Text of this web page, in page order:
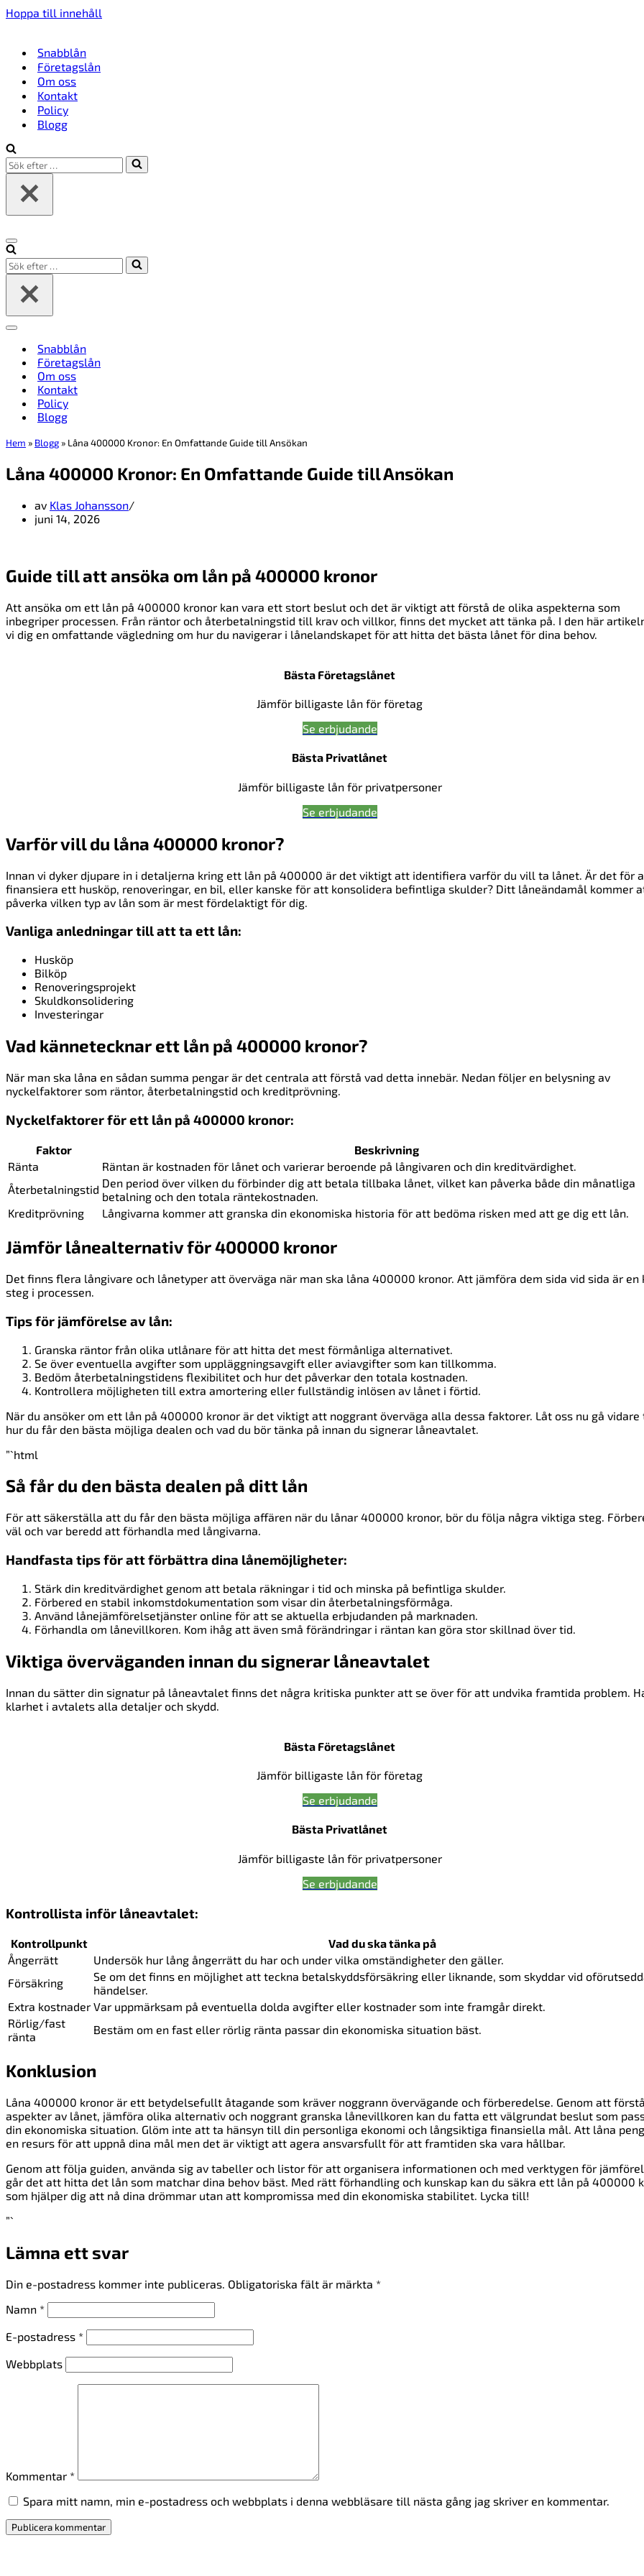
Hoppa till innehåll
Snabblån
Företagslån
Om oss
Kontakt
Policy
Blogg
Sök
efter
Navigeringsmeny
Sök
efter
Navigeringsmeny
Snabblån
Företagslån
Om oss
Kontakt
Policy
Blogg
Hem » Blogg » Låna 400000 Kronor: En Omfattande Guide till Ansökan
Låna 400000 Kronor: En Omfattande Guide till Ansökan
av Klas Johansson
juni 14, 2026
Guide till att ansöka om lån på 400000 kronor
Att ansöka om ett lån på 400000 kronor kan vara ett stort beslut och det är viktigt att förstå de olika aspekterna som
inbegriper processen. Från räntor och återbetalningstid till krav och villkor, finns det mycket att tänka på. I den här
vi dig en omfattande vägledning om hur du navigerar i lånelandskapet för att hitta det bästa lånet för dina behov.
Bästa Företagslånet
Jämför billigaste lån för företag
Se erbjudande
Bästa Privatlånet
Jämför billigaste lån för privatpersoner
Se erbjudande
Varför vill du låna 400000 kronor?
Innan vi dyker djupare in i detaljerna kring ett lån på 400000 är det viktigt att identifiera varför du vill ta lånet. Är det för
finansiera ett husköp, renoveringar, en bil, eller kanske för att konsolidera befintliga skulder? Ditt låneändamål kommer
påverka vilken typ av lån som är mest fördelaktigt för dig.
Vanliga anledningar till att ta ett lån:
Husköp
Bilköp
Renoveringsprojekt
Skuldkonsolidering
Investeringar
Vad kännetecknar ett lån på 400000 kronor?
När man ska låna en sådan summa pengar är det centrala att förstå vad detta innebär. Nedan följer en belysning av
nyckelfaktorer som räntor, återbetalningstid och kreditprövning.
Nyckelfaktorer för ett lån på 400000 kronor:
Faktor
Beskrivning
Ränta
Räntan är kostnaden för lånet och varierar beroende på långivaren och din kreditvärdighet.
Återbetalningstid Den period över vilken du förbinder dig att betala tillbaka lånet, vilket kan påverka både din månatliga
betalning och den totala räntekostnaden.
Kreditprövning
Långivarna kommer att granska din ekonomiska historia för att bedöma risken med att ge dig ett lån.
Jämför lånealternativ för 400000 kronor
Det finns flera långivare och lånetyper att överväga när man ska låna 400000 kronor. Att jämföra dem sida vid sida är en
steg i processen.
Tips för jämförelse av lån:
Granska räntor från olika utlånare för att hitta det mest förmånliga alternativet.
Se över eventuella avgifter som uppläggningsavgift eller aviavgifter som kan tillkomma.
Bedöm återbetalningstidens flexibilitet och hur det påverkar den totala kostnaden.
Kontrollera möjligheten till extra amortering eller fullständig inlösen av lånet i förtid.
När du ansöker om ett lån på 400000 kronor är det viktigt att noggrant överväga alla dessa faktorer. Låt oss nu gå vidare
hur du får den bästa möjliga dealen och vad du bör tänka på innan du signerar låneavtalet.
”`html
Så får du den bästa dealen på ditt lån
För att säkerställa att du får den bästa möjliga affären när du lånar 400000 kronor, bör du följa några viktiga steg.
väl och var beredd att förhandla med långivarna.
Handfasta tips för att förbättra dina lånemöjligheter:
Stärk din kreditvärdighet genom att betala räkningar i tid och minska på befintliga skulder.
Förbered en stabil inkomstdokumentation som visar din återbetalningsförmåga.
Använd lånejämförelsetjänster online för att se aktuella erbjudanden på marknaden.
Förhandla om lånevillkoren. Kom ihåg att även små förändringar i räntan kan göra stor skillnad över tid.
Viktiga överväganden innan du signerar låneavtalet
Innan du sätter din signatur på låneavtalet finns det några kritiska punkter att se över för att undvika framtida problem.
klarhet i avtalets alla detaljer och skydd.
Bästa Företagslånet
Jämför billigaste lån för företag
Se erbjudande
Bästa Privatlånet
Jämför billigaste lån för privatpersoner
Se erbjudande
Kontrollista inför låneavtalet:
Kontrollpunkt
Vad du ska tänka på
Ångerrätt
Undersök hur lång ångerrätt du har och under vilka omständigheter den gäller.
Försäkring
Se om det finns en möjlighet att teckna betalskyddsförsäkring eller liknande, som skyddar vid
händelser.
Extra kostnader Var uppmärksam på eventuella dolda avgifter eller kostnader som inte framgår direkt.
Rörlig/fast
ränta
Bestäm om en fast eller rörlig ränta passar din ekonomiska situation bäst.
Konklusion
Låna 400000 kronor är ett betydelsefullt åtagande som kräver noggrann övervägande och förberedelse. Genom att
aspekter av lånet, jämföra olika alternativ och noggrant granska lånevillkoren kan du fatta ett välgrundat beslut som
din ekonomiska situation. Glöm inte att ta hänsyn till din personliga ekonomi och långsiktiga finansiella mål. Att låna
en resurs för att uppnå dina mål men det är viktigt att agera ansvarsfullt för att framtiden ska vara hållbar.
Genom att följa guiden, använda sig av tabeller och listor för att organisera informationen och med verktygen för
går det att hitta det lån som matchar dina behov bäst. Med rätt förhandling och kunskap kan du säkra ett lån på 400000
som hjälper dig att nå dina drömmar utan att kompromissa med din ekonomiska stabilitet. Lycka till!
”`
Lämna ett svar
Din e-postadress kommer inte publiceras. Obligatoriska fält är märkta *
Namn *
E-postadress *
Webbplats
Kommentar *
Spara mitt namn, min e-postadress och webbplats i denna webbläsare till nästa gång jag skriver en kommentar.